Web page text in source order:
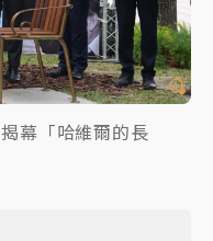
幕「哈維爾的長